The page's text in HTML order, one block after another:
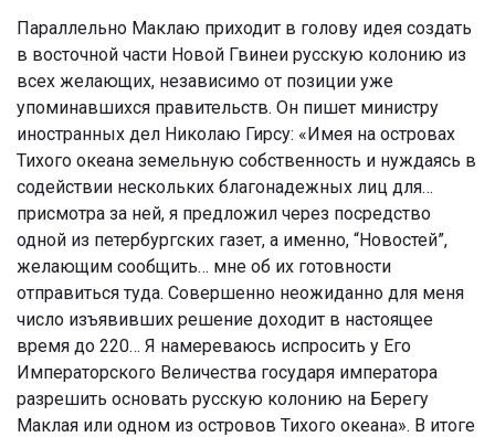
Параллельно Маклаю приходит в голову идея создать
в восточной части Новой Гвинеи русскую колонию из
всех желающих, независимо от позиции уже
упоминавшихся правительств. Он пишет министру
иностранных дел Николаю Гирсу: «Имея на островах
Тихого океана земельную собственность и нуждаясь в
содействии нескольких благонадежных лиц для…
присмотра за ней, я предложил через посредство
одной из петербургских газет, а именно, “Новостей”,
желающим сообщить… мне об их готовности
отправиться туда. Совершенно неожиданно для меня
число изъявивших решение доходит в настоящее
время до 220… Я намереваюсь испросить у Его
Императорского Величества государя императора
разрешить основать русскую колонию на Берегу
Маклая или одном из островов Тихого океана». В итоге